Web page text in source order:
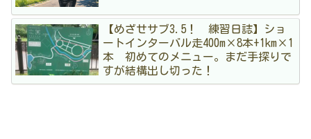
【めざせサブ3.5！ 練習日誌】ショ
ートインターバル走400m×8本+1km×1
本 初めてのメニュー。まだ手探りで
すが結構出し切った！